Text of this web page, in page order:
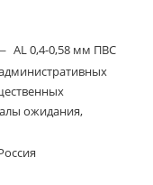
AL 0,4-0,58 мм ПВС
ожидания,